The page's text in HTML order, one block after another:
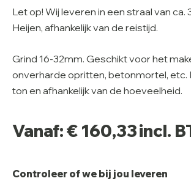
Let op! Wij leveren in een straal van ca.
Heijen, afhankelijk van de reistijd.
Grind 16-32mm. Geschikt voor het
onverharde opritten, betonmortel, etc.
ton en afhankelijk van de hoeveelheid.
Vanaf:€ 160,33incl.
Controleer of we bij jou leveren